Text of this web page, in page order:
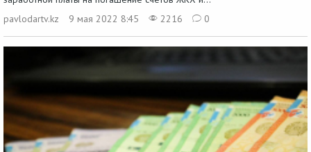
pavlodartv.kz
9 мая 2022 8:45 2216 0